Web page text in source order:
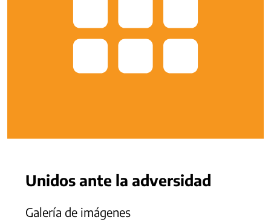
Unidos ante la adversidad
Galería de imágenes